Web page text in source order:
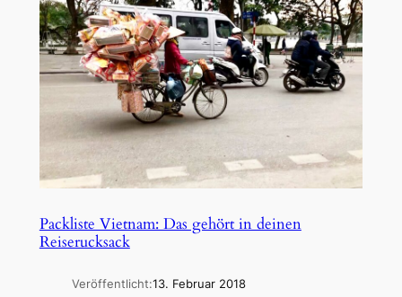
Packliste Vietnam: Das gehört in deinen
Reiserucksack
Veröffentlicht:13. Februar 2018